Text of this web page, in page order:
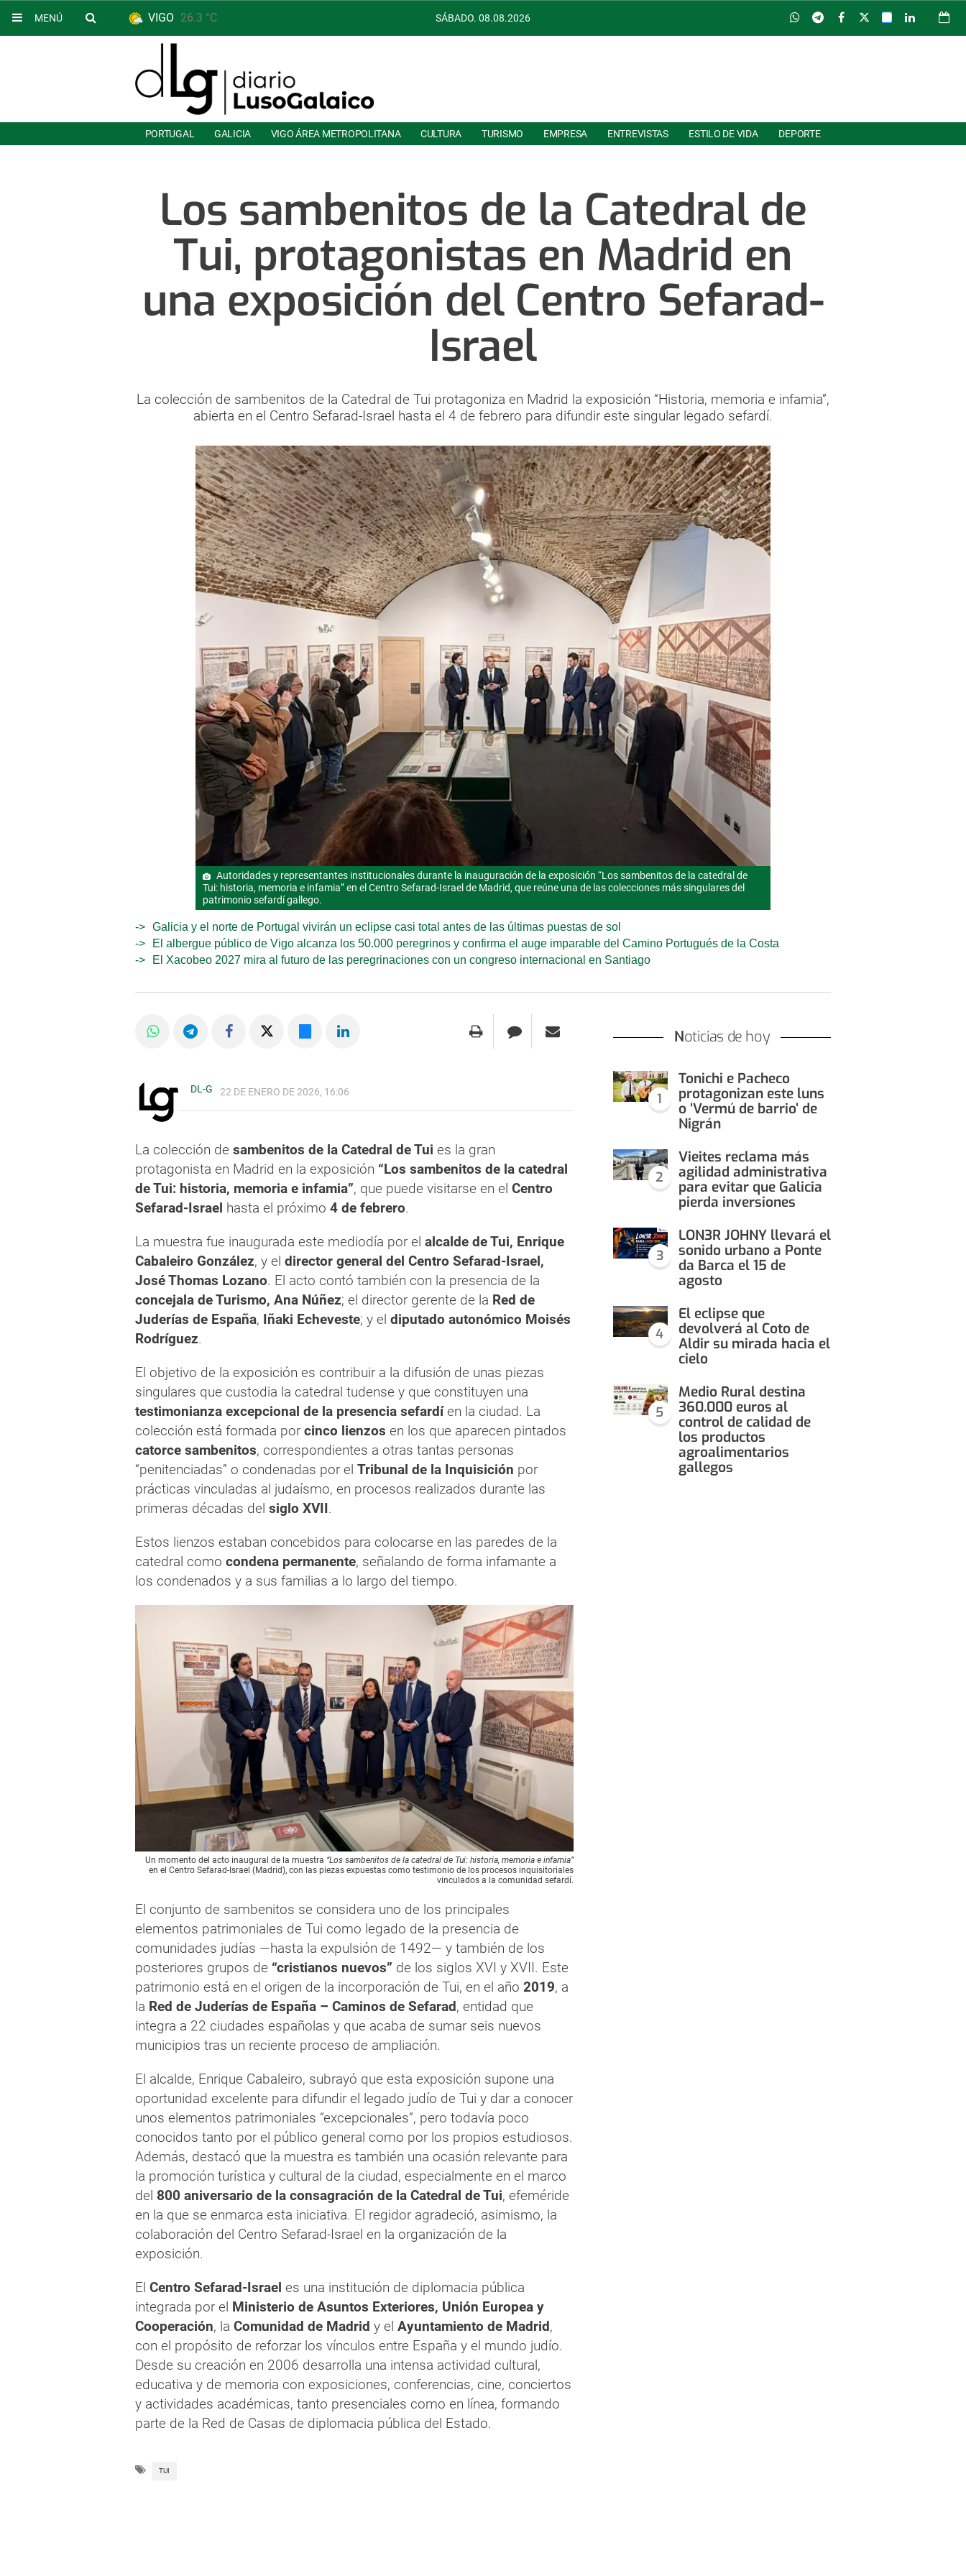
MENÚ VIGO 26.3 °C SÁBADO. 08.08.2026
PORTUGAL GALICIA VIGO ÁREA METROPOLITANA CULTURA TURISMO EMPRESA ENTREVISTAS ESTILO DE VIDA DEPORTE
Los sambenitos de la Catedral de
Tui, protagonistas en Madrid en
una exposición del Centro Sefarad-
Israel
La colección de sambenitos de la Catedral de Tui protagoniza en Madrid la exposición “Historia, memoria e infamia”,
abierta en el Centro Sefarad-Israel hasta el 4 de febrero para difundir este singular legado sefardí.
Autoridades y representantes institucionales durante la inauguración de la exposición “Los sambenitos de la catedral de
Tui: historia, memoria e infamia” en el Centro Sefarad-Israel de Madrid, que reúne una de las colecciones más singulares del
patrimonio sefardí gallego.
Galicia y el norte de Portugal vivirán un eclipse casi total antes de las últimas puestas de sol
El albergue público de Vigo alcanza los 50.000 peregrinos y confirma el auge imparable del Camino Portugués de la Costa
El Xacobeo 2027 mira al futuro de las peregrinaciones con un congreso internacional en Santiago
DL-G 22 DE ENERO DE 2026, 16:06
La colección de sambenitos de la Catedral de Tui es la gran
protagonista en Madrid en la exposición “Los sambenitos de la catedral
de Tui: historia, memoria e infamia”, que puede visitarse en el Centro
Sefarad-Israel hasta el próximo 4 de febrero.
La muestra fue inaugurada este mediodía por el alcalde de Tui, Enrique
Cabaleiro González, y el director general del Centro Sefarad-Israel,
José Thomas Lozano. El acto contó también con la presencia de la
concejala de Turismo, Ana Núñez; el director gerente de la Red de
Juderías de España, Iñaki Echeveste; y el diputado autonómico Moisés
Rodríguez.
El objetivo de la exposición es contribuir a la difusión de unas piezas
singulares que custodia la catedral tudense y que constituyen una
testimonianza excepcional de la presencia sefardíen la ciudad. La
colección está formada por cinco lienzos en los que aparecen pintados
catorce sambenitos, correspondientes a otras tantas personas
“penitenciadas” o condenadas por el Tribunal de la Inquisición por
prácticas vinculadas al judaísmo, en procesos realizados durante las
primeras décadas del siglo XVII.
Estos lienzos estaban concebidos para colocarse en las paredes de la
catedral como condena permanente, señalando de forma infamante a
los condenados y a sus familias a lo largo del tiempo.
Un momento del acto inaugural de la muestra “Los sambenitos de la catedral de Tui: historia, memoria e infamia”
en el Centro Sefarad-Israel (Madrid), con las piezas expuestas como testimonio de los procesos inquisitoriales
vinculados a la comunidad sefardí.
El conjunto de sambenitos se considera uno de los principales
elementos patrimoniales de Tui como legado de la presencia de
comunidades judías —hasta la expulsión de 1492— y también de los
posteriores grupos de “cristianos nuevos” de los siglos XVI y XVII. Este
patrimonio está en el origen de la incorporación de Tui, en el año 2019, a
la Red de Juderías de España – Caminos de Sefarad, entidad que
integra a 22 ciudades españolas y que acaba de sumar seis nuevos
municipios tras un reciente proceso de ampliación.
El alcalde, Enrique Cabaleiro, subrayó que esta exposición supone una
oportunidad excelente para difundir el legado judío de Tui y dar a conocer
unos elementos patrimoniales “excepcionales”, pero todavía poco
conocidos tanto por el público general como por los propios estudiosos.
Además, destacó que la muestra es también una ocasión relevante para
la promoción turística y cultural de la ciudad, especialmente en el marco
del 800 aniversario de la consagración de la Catedral de Tui, efeméride
en la que se enmarca esta iniciativa. El regidor agradeció, asimismo, la
colaboración del Centro Sefarad-Israel en la organización de la
exposición.
El Centro Sefarad-Israel es una institución de diplomacia pública
integrada por el Ministerio de Asuntos Exteriores, Unión Europea y
Cooperación, la Comunidad de Madrid y el Ayuntamiento de Madrid,
con el propósito de reforzar los vínculos entre España y el mundo judío.
Desde su creación en 2006 desarrolla una intensa actividad cultural,
educativa y de memoria con exposiciones, conferencias, cine, conciertos
y actividades académicas, tanto presenciales como en línea, formando
parte de la Red de Casas de diplomacia pública del Estado.
TUI
Noticias de hoy
1
Tonichi e Pacheco
protagonizan este luns
o ‘Vermú de barrio’ de
Nigrán
2
Vieites reclama más
agilidad administrativa
para evitar que Galicia
pierda inversiones
3
LON3R JOHNY llevará el
sonido urbano a Ponte
da Barca el 15 de
agosto
4
El eclipse que
devolverá al Coto de
Aldir su mirada hacia el
cielo
5
Medio Rural destina
360.000 euros al
control de calidad de
los productos
agroalimentarios
gallegos